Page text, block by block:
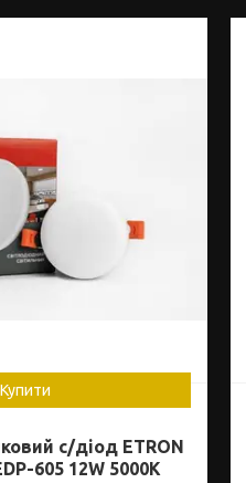
Купити
с/діод ETRON
605 12W 5000K